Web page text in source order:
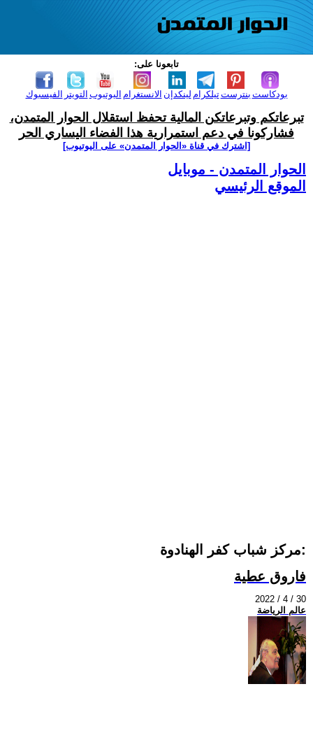
تابعونا على:
الفيسبوك التويتر اليوتيوب الانستغرام لينكدإن تيلكرامبنترست بودكاست
تبرعاتكم وتبرعاتكن المالية تحفظ استقلال الحوار المتمدن،
فشاركونا في دعم استمرارية هذا الفضاء اليساري الحر
[اشترك في قناة ‫«الحوار المتمدن» على اليوتيوب]
الحوار المتمدن - موبايل
الموقع الرئيسي
مركز شباب كفر الهنادوة:
فاروق عطية
2022 / 4 / 30
عالم الرياضة